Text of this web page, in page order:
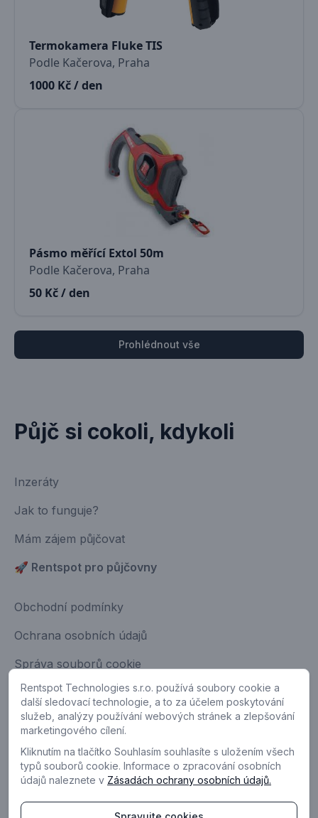
Termokamera Fluke TIS
Podle Kačerova, Praha
1000 Kč / den
Pásmo měřící Extol 50m
Podle Kačerova, Praha
50 Kč / den
Prohlédnout vše
Půjč si cokoli, kdykoli
Inzeráty
Jak to funguje?
Mám zájem půjčovat
🚀 Rentspot pro půjčovny
Obchodní podmínky
Ochrana osobních údajů
Správa souborů cookie
Kontakt
Máte nápad na zlepšení?
Rentspot Technologies s.r.o. používá soubory cookie a
další sledovací technologie, a to za účelem poskytování
služeb, analýzy používání webových stránek a zlepšování
marketingového cílení.
Kliknutím na tlačítko Souhlasím souhlasíte s uložením všech
typů souborů cookie. Informace o zpracování osobních
údajů naleznete v Zásadách ochrany osobních údajů.